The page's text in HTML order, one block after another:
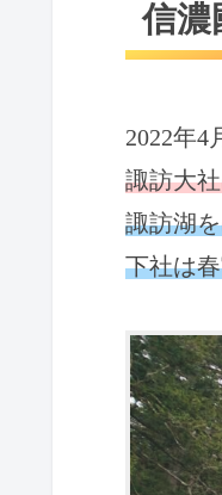
信濃
2022年4
諏訪大
諏訪湖
下社は